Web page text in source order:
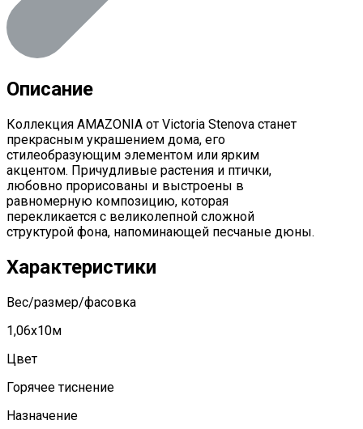
Описание
Коллекция AMAZONIA от Victoria Stenova станет
прекрасным украшением дома, его
стилеобразующим элементом или ярким
акцентом. Причудливые растения и птички,
любовно прорисованы и выстроены в
равномерную композицию, которая
перекликается с великолепной сложной
структурой фона, напоминающей песчаные дюны.
Характеристики
Вес/размер/фасовка
1,06x10м
Цвет
Горячее тиснение
Назначение